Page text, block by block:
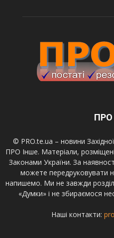
ПРО
© PRO.te.ua – новини
ПРО Інше. Матеріали,
Законами України. За
можете передруковувати
напишемо. Ми не завжди
«Думки» і не збираємося
Наші контакти: